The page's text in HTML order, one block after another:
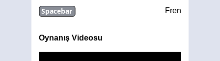
Spacebar Fren
Oynanış Videosu